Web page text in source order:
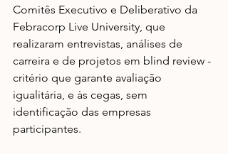
Comitês Executivo e Deliberativo da
Febracorp Live University, que
realizaram entrevistas, análises de
carreira e de projetos em blind review -
critério que garante avaliação
igualitária, e às cegas, sem
identificação das empresas
participantes.